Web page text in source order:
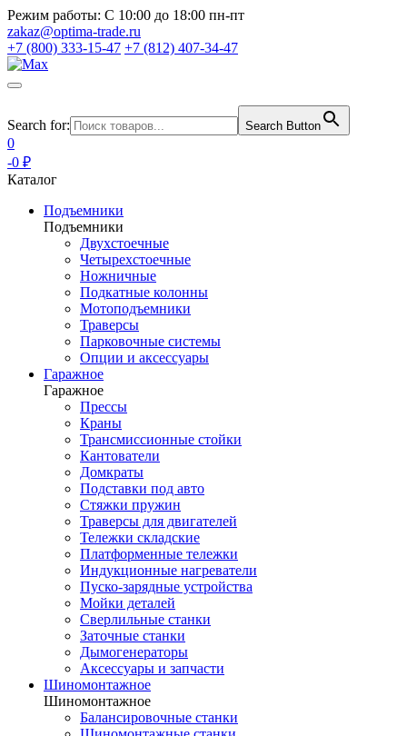
Режим работы: С 10:00 до 18:00 пн-пт
zakaz@optima-trade.ru
+7 (800) 333-15-47 +7 (812) 407-34-47
Search for: Search Button
0
-0 ₽
Каталог
Подъемники
Подъемники
Двухстоечные
Четырехстоечные
Ножничные
Подкатные колонны
Мотоподъемники
Траверсы
Парковочные системы
Опции и аксессуары
Гаражное
Гаражное
Прессы
Краны
Трансмиссионные стойки
Кантователи
Домкраты
Подставки под авто
Стяжки пружин
Траверсы для двигателей
Тележки складские
Платформенные тележки
Индукционные нагреватели
Пуско-зарядные устройства
Мойки деталей
Сверлильные станки
Заточные станки
Дымогенераторы
Аксессуары и запчасти
Шиномонтажное
Шиномонтажное
Балансировочные станки